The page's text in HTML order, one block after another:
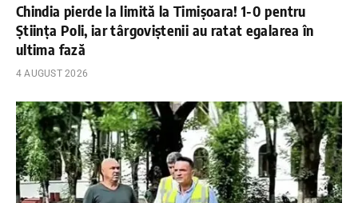
Chindia pierde la limită la Timișoara! 1-0 pentru
Știința Poli, iar târgoviștenii au ratat egalarea în
ultima fază
4 AUGUST 2026